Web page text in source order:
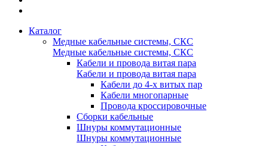
Каталог
Медные кабельные системы, СКС
Медные кабельные системы, СКС
Кабели и провода витая пара
Кабели и провода витая пара
Кабели до 4-х витых пар
Кабели многопарные
Провода кроссировочные
Сборки кабельные
Шнуры коммутационные
Шнуры коммутационные